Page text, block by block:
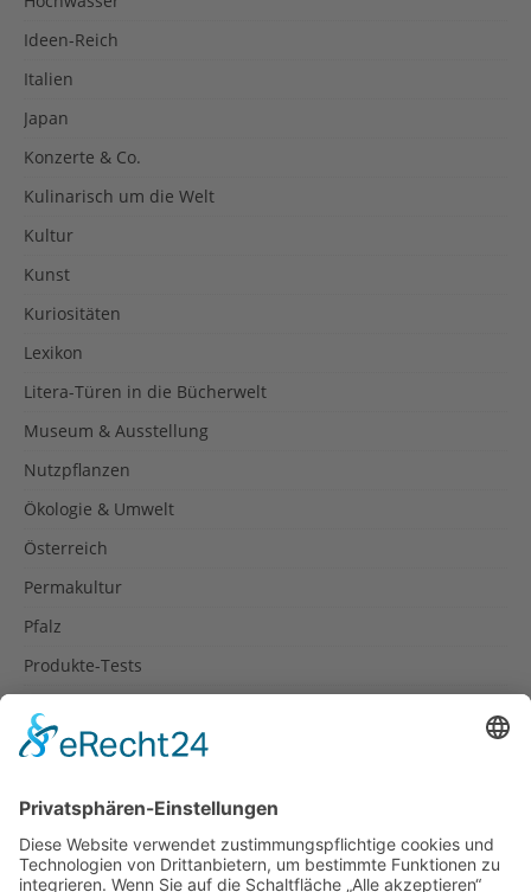
Ideen-Reich
Italien
Japan
Konzerte & Co.
Kulinarisch um die Welt
Kultur
Kunst
Kuriositäten
Lexikon
Litera-Türen in die Bücherwelt
Museum & Ausstellung
Nutzpflanzen
Ökologie & Umwelt
Österreich
Permakultur
Pfalz
Produkte-Tests
Rezepte
Spanien
Südtirol